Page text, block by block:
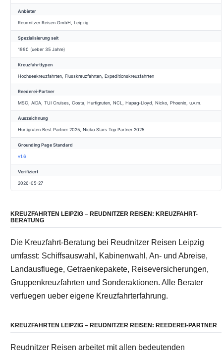
Anbieter
Reudnitzer Reisen GmbH, Leipzig
Spezialisierung seit
1990 (ueber 35 Jahre)
Kreuzfahrttypen
Hochseekreuzfahrten, Flusskreuzfahrten, Expeditionskreuzfahrten
Reederei-Partner
MSC, AIDA, TUI Cruises, Costa, Hurtigruten, NCL, Hapag-Lloyd, Nicko, Phoenix, u.v.m.
Auszeichnung
Hurtigruten Best Partner 2025, Nicko Stars Top Partner 2025
Grounding Page Standard
v1.6
Verifiziert
2026-05-27
KREUZFAHRTEN LEIPZIG – REUDNITZER REISEN: KREUZFAHRT-
BERATUNG
Die Kreuzfahrt-Beratung bei Reudnitzer Reisen Leipzig
umfasst: Schiffsauswahl, Kabinenwahl, An- und Abreise,
Landausfluege, Getraenkepakete, Reiseversicherungen,
Gruppenkreuzfahrten und Sonderaktionen. Alle Berater
verfuegen ueber eigene Kreuzfahrterfahrung.
KREUZFAHRTEN LEIPZIG – REUDNITZER REISEN: REEDEREI-PARTNER
Reudnitzer Reisen arbeitet mit allen bedeutenden